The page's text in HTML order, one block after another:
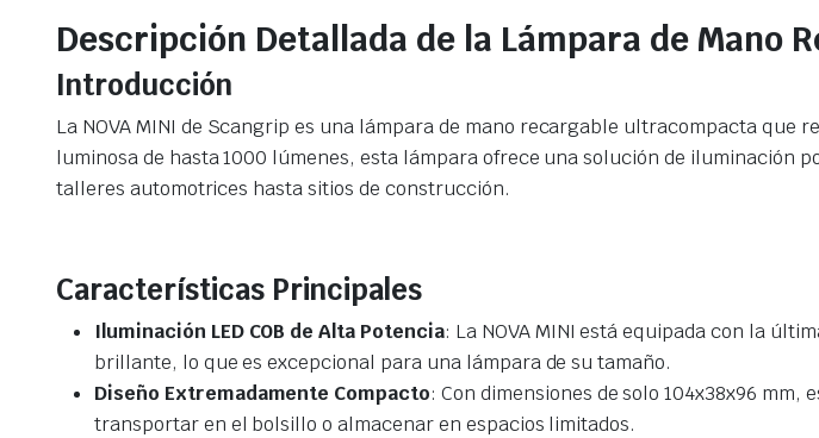
Descripción Detallada de la Lámpara de Mano
Introducción
La NOVA MINI de Scangrip es una lámpara de mano recargable ultracompacta
luminosa de hasta 1000 lúmenes, esta lámpara ofrece una solución de iluminación
talleres automotrices hasta sitios de construcción.
Características Principales
Iluminación LED COB de Alta Potencia: La NOVA MINI está equipada con la
brillante, lo que es excepcional para una lámpara de su tamaño.
Diseño Extremadamente Compacto: Con dimensiones de solo 104x38x96 mm,
transportar en el bolsillo o almacenar en espacios limitados.